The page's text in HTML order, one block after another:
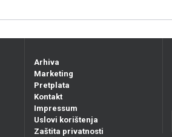
Arhiva
Marketing
Pretplata
Kontakt
Impressum
Uslovi korištenja
Zaštita privatnosti